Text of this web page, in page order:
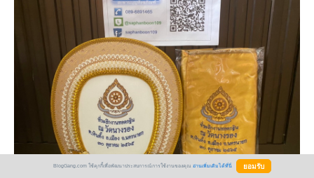
BlogGang.com ใช้คุกกี้เพื่อพัฒนาประสบการณ์การใช้งานของคุณ อ่านเพิ่มเติมได้ที่นี่